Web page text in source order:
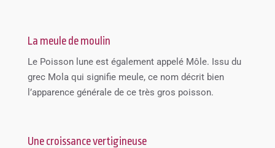
La meule de moulin
Le Poisson lune est également appelé Môle. Issu du
grec Mola qui signifie meule, ce nom décrit bien
l’apparence générale de ce très gros poisson.
Une croissance vertigineuse